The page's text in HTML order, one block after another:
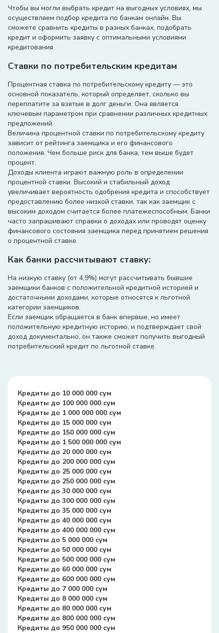
Чтобы вы могли выбрать кредит на выгодных условиях, мы
осуществляем подбор кредита по банкам онлайн. Вы
сможете сравнить кредиты в разных банках, подобрать
кредит и оформить заявку с оптимальными условиями
кредитования.
Ставки по потребительским кредитам
Процентная ставка по потребительскому кредиту — это
основной показатель, который определяет, сколько вы
переплатите за взятые в долг деньги. Она является
ключевым параметром при сравнении различных кредитных
предложений.
Величина процентной ставки по потребительскому кредиту
зависит от рейтинга заемщика и его финансового
положения. Чем больше риск для банка, тем выше будет
процент.
Доходы клиента играют важную роль в определении
процентной ставки. Высокий и стабильный доход
увеличивает вероятность одобрения кредита и способствует
предоставлению более низкой ставки, так как заемщик с
высоким доходом считается более платежеспособным. Банки
часто запрашивают справки о доходах или проводят оценку
финансового состояния заемщика перед принятием решения
о процентной ставке.
Как банки рассчитывают ставку:
На низкую ставку (от 4,9%) могут рассчитывать бывшие
заемщики банков с положительной кредитной историей и
достаточными доходами, которые относятся к льготной
категории заемщиков.
Если заемщик обращается в банк впервые, но имеет
положительную кредитную историю, и подтверждает свой
доход документально, он также сможет получить выгодный
потребительский кредит по льготной ставке.
Кредиты до 10 000 000 сум
Кредиты до 100 000 000 сум
Кредиты до 1 000 000 000 сум
Кредиты до 15 000 000 сум
Кредиты до 150 000 000 сум
Кредиты до 1 500 000 000 сум
Кредиты до 20 000 000 сум
Кредиты до 200 000 000 сум
Кредиты до 25 000 000 сум
Кредиты до 250 000 000 сум
Кредиты до 30 000 000 сум
Кредиты до 300 000 000 сум
Кредиты до 35 000 000 сум
Кредиты до 40 000 000 сум
Кредиты до 400 000 000 сум
Кредиты до 5 000 000 сум
Кредиты до 50 000 000 сум
Кредиты до 500 000 000 сум
Кредиты до 60 000 000 сум
Кредиты до 600 000 000 сум
Кредиты до 7 000 000 сум
Кредиты до 8 000 000 сум
Кредиты до 80 000 000 сум
Кредиты до 800 000 000 сум
Кредиты до 950 000 000 сум